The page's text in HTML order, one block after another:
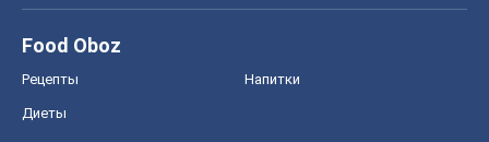
Food Oboz
Рецепты Напитки
Диеты